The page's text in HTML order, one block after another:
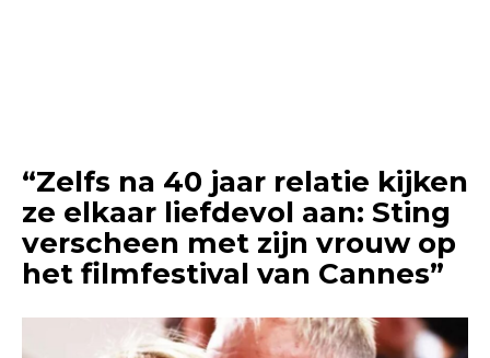
“Zelfs na 40 jaar relatie kijken
ze elkaar liefdevol aan: Sting
verscheen met zijn vrouw op
het filmfestival van Cannes”